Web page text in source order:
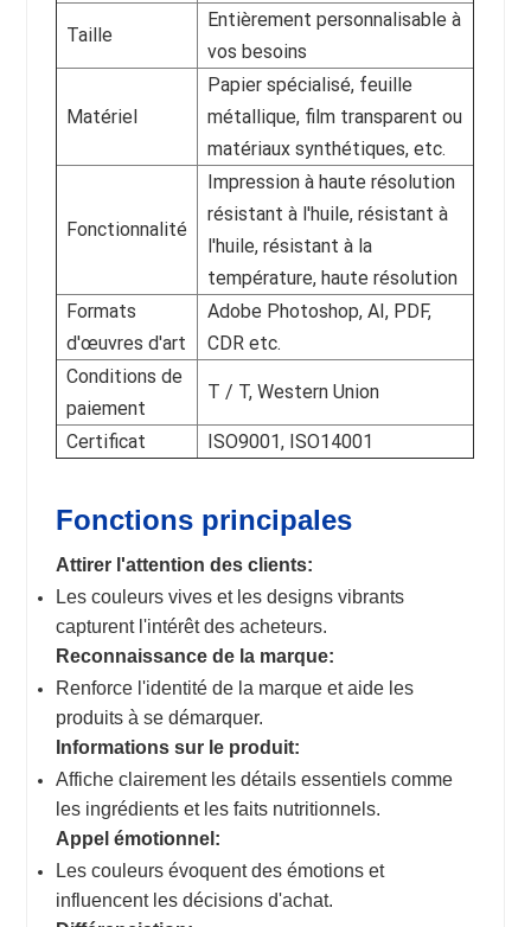
Taille
Entièrement personnalisable à
vos besoins
Matériel
Papier spécialisé, feuille
métallique, film transparent ou
matériaux synthétiques, etc.
Fonctionnalité
Impression à haute résolution
résistant à l'huile, résistant à
l'huile, résistant à la
température, haute résolution
Formats
d'œuvres d'art
Adobe Photoshop, AI, PDF,
CDR etc.
Conditions de
paiement
T / T, Western Union
Certificat ISO9001, ISO14001
Fonctions principales
Attirer l'attention des clients:
Les couleurs vives et les designs vibrants
capturent l'intérêt des acheteurs.
Reconnaissance de la marque:
Renforce l'identité de la marque et aide les
produits à se démarquer.
Informations sur le produit:
Affiche clairement les détails essentiels comme
les ingrédients et les faits nutritionnels.
Appel émotionnel:
Les couleurs évoquent des émotions et
influencent les décisions d'achat.